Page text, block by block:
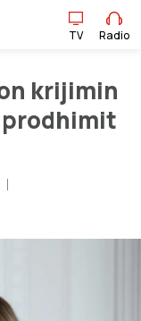
TV Radio
TV Radio
krijimin
prodhimit